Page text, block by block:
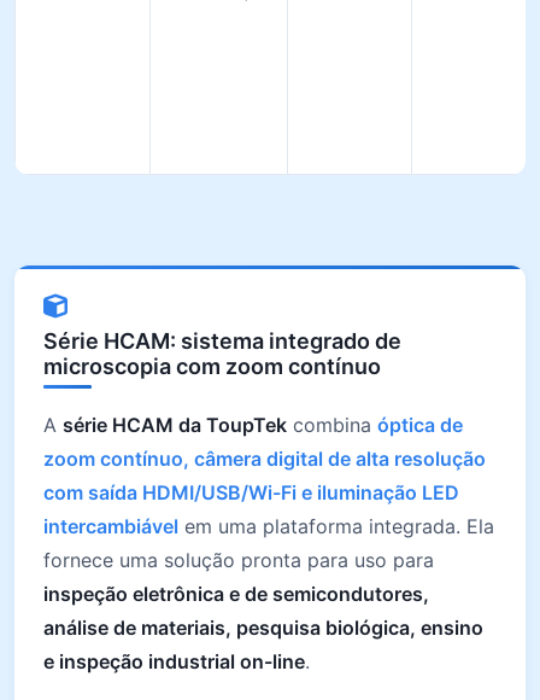
Série HCAM: sistema integrado de
microscopia com zoom contínuo
A série HCAM da ToupTek combina óptica de
zoom contínuo, câmera digital de alta resolução
com saída HDMI/USB/Wi-Fi e iluminação LED
intercambiável em uma plataforma integrada. Ela
fornece uma solução pronta para uso para
inspeção eletrônica e de semicondutores,
análise de materiais, pesquisa biológica, ensino
e inspeção industrial on-line.